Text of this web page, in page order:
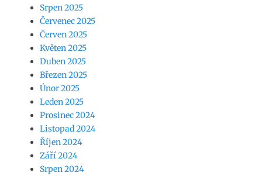
Srpen 2025
Červenec 2025
Červen 2025
Květen 2025
Duben 2025
Březen 2025
Únor 2025
Leden 2025
Prosinec 2024
Listopad 2024
Říjen 2024
Září 2024
Srpen 2024